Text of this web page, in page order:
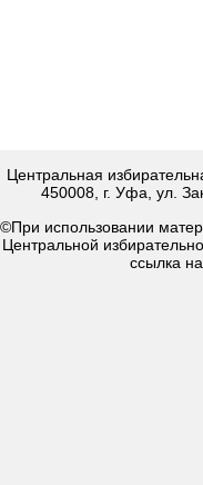
Центральная
450008, г. Уфа, ул.
©При использовании
Центральной
ссылка